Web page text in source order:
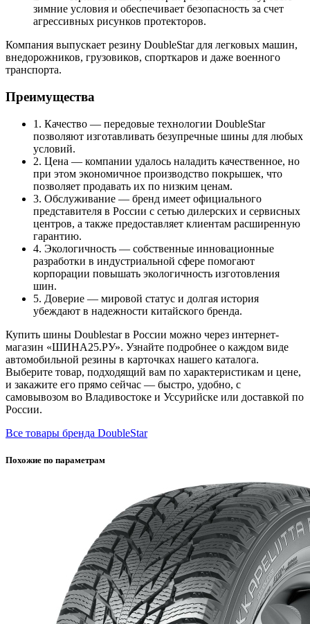
зимние условия и обеспечивает безопасность за счет
агрессивных рисунков протекторов.
Компания выпускает резину DoubleStar для легковых машин,
внедорожников, грузовиков, спорткаров и даже военного
транспорта.
Преимущества
1. Качество — передовые технологии DoubleStar
позволяют изготавливать безупречные шины для любых
условий.
2. Цена — компании удалось наладить качественное, но
при этом экономичное производство покрышек, что
позволяет продавать их по низким ценам.
3. Обслуживание — бренд имеет официального
представителя в России с сетью дилерских и сервисных
центров, а также предоставляет клиентам расширенную
гарантию.
4. Экологичность — собственные инновационные
разработки в индустриальной сфере помогают
корпорации повышать экологичность изготовления
шин.
5. Доверие — мировой статус и долгая история
убеждают в надежности китайского бренда.
Купить шины Doublestar в России можно через интернет-
магазин «ШИНА25.РУ». Узнайте подробнее о каждом виде
автомобильной резины в карточках нашего каталога.
Выберите товар, подходящий вам по характеристикам и цене,
и закажите его прямо сейчас — быстро, удобно, с
самовывозом во Владивостоке и Уссурийске или доставкой по
России.
Все товары бренда DoubleStar
Похожие по параметрам